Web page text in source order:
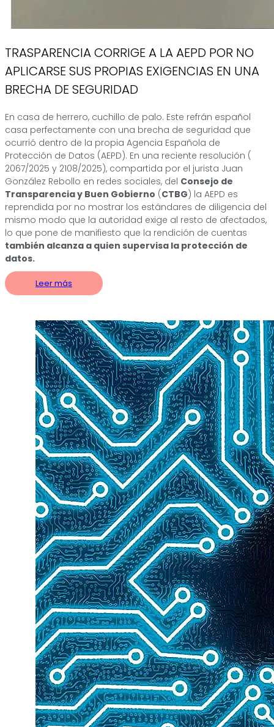
TRASPARENCIA CORRIGE A LA AEPD POR NO
APLICARSE SUS PROPIAS EXIGENCIAS EN UNA
BRECHA DE SEGURIDAD
En casa de herrero, cuchillo de palo. Este refrán español
casa perfectamente con una brecha de seguridad que
ocurrió dentro de la propia Agencia Española de
Protección de Datos (AEPD). En una reciente resolución (
2067/2025 y 2108/2025), compartida por el jurista Juan
González Rebollo en redes sociales, del Consejo de
Transparencia y Buen Gobierno (CTBG) la AEPD es
reprendida por no mostrar los estándares de diligencia del
mismo modo que la autoridad exige al resto de afectados,
lo que pone de manifiesto que la rendición de cuentas
también alcanza a quien supervisa la protección de
datos.
Leer más